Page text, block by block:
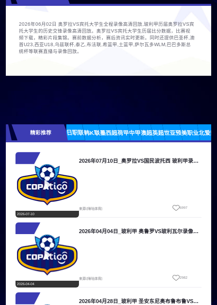
2026年06月02日 奥罗拉VS宾托大学生全程录像高清回放,玻利甲历届奥罗拉VS宾
托大学生的历史交锋录像高清回放。奥罗拉VS宾托大学生历届比分数据，比赛视
频下载，精彩片段集锦。赛前数据分析，赛后资讯实时更新。同时还提供巴圣杯,澳
首U23,西亚U18,乌兹联杯,泰乙,布法联,希篮甲,土篮甲,萨尔瓦多WLM,巴巴多斯总
统杯等联赛直播与录像回放。
精彩推荐 日职联韩K联墨西超荷甲中甲澳超英超世亚预美职业北爱超
2026-07-10
2026年07月10日_奥罗拉VS国民波托西 玻利甲录像_全场录像【视频集锦】
来源:[咪咕体育] 6997
2026-04-04
2026年04月04日_玻利甲 奥鲁罗VS玻利瓦尔录像_高清录像【全场回放】
来源:[咪咕体育] 2982
2026年04月28日_玻利甲 圣安东尼奥布鲁布鲁VS奥罗拉录像_全场录像【高清回放】